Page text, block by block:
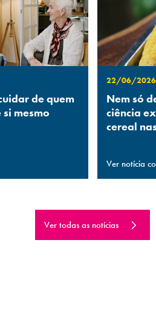
de quem
mesmo
22/06/2026
Nem só
ciência
cereal
Ver notícia
Ver todas as notícias